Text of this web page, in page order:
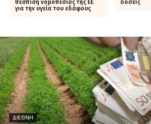
θέσπιση νομοθεσίας της ΕΕ
για την υγεία του εδάφους
δόσεις
ΔΙΕΘΝΉ